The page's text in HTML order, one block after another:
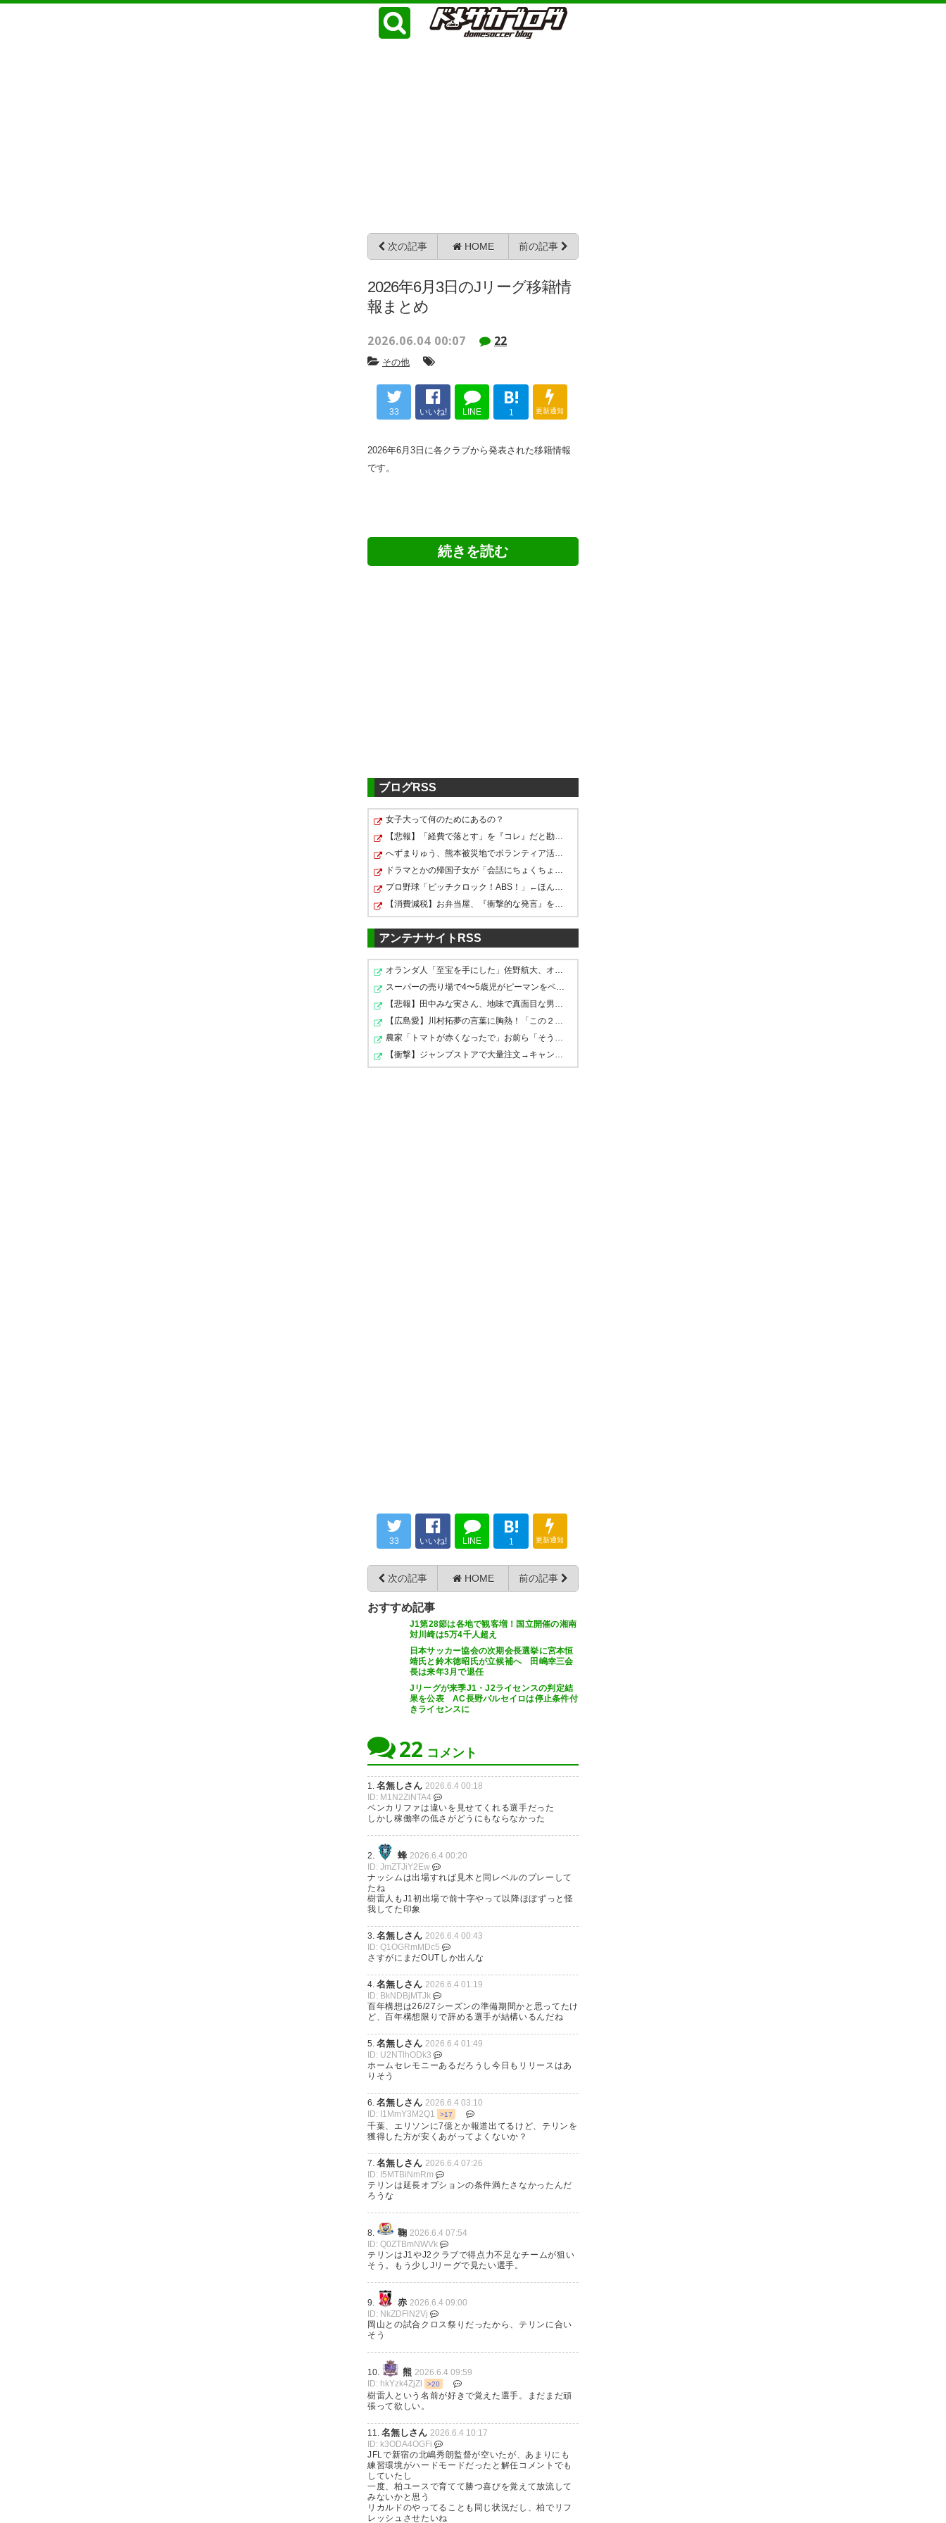
次の記事 HOME 前の記事
2026年6月3日のJリーグ移籍情
報まとめ
2026.06.04 00:07 22
その他
33 いいね! LINE
B!
1 更新通知
2026年6月3日に各クラブから発表された移籍情報
です。
https://www.avispa.co.jp/news/post-86953
OUT ナッシム ベン カリファ： 契約満了
https://www.avispa.co.jp/news/post-86951
速水 修平： 現役引退
RB大宮アルディージャ
OUT 石川 俊輝： 現役引退
https://www.rbomiya.com/news/?id=46254
ブログRSS
女子大って何のためにあるの？
【悲報】「経費で落とす」を『コレ』だと勘違いしてる奴←…
へずまりゅう、熊本被災地でボランティア活動をして皆を…
ドラマとかの帰国子女が「会話にちょくちょく英語を挟む…
プロ野球「ピッチクロック！ABS！」←ほんまにこれでええ…
【消費減税】お弁当屋、『衝撃的な発言』をしてしまう・…
アンテナサイトRSS
オランダ人「至宝を手にした」佐野航大、オランダ王者PSV…
スーパーの売り場で4〜5歳児がピーマンをベロベロ舐めて…
【悲報】田中みな実さん、地味で真面目な男性への最後の…
【広島愛】川村拓夢の言葉に胸熱！「この２年間、サンフ…
農家「トマトが赤くなったで」お前ら「そうですね」農家…
【衝撃】ジャンプストアで大量注文→キャンセルを繰り返し…
33 いいね! LINE
B!
1 更新通知
次の記事 HOME 前の記事
おすすめ記事
J1第28節は各地で観客増！国立開催の湘南
対川崎は5万4千人超え
日本サッカー協会の次期会長選挙に宮本恒
靖氏と鈴木徳昭氏が立候補へ 田嶋幸三会
長は来年3月で退任
Jリーグが来季J1・J2ライセンスの判定結
果を公表 AC長野パルセイロは停止条件付
きライセンスに
22 コメント
1. 名無しさん 2026.6.4 00:18
ID: M1N2ZiNTA4
ベンカリファは違いを見せてくれる選手だった
しかし稼働率の低さがどうにもならなかった
2. 蜂 2026.6.4 00:20
ID: JmZTJiY2Ew
ナッシムは出場すれば見木と同レベルのプレーして
たね
樹雷人もJ1初出場で前十字やって以降ほぼずっと怪
我してた印象
3. 名無しさん 2026.6.4 00:43
ID: Q1OGRmMDc5
さすがにまだOUTしか出んな
4. 名無しさん 2026.6.4 01:19
ID: BkNDBjMTJk
百年構想は26/27シーズンの準備期間かと思ってたけ
ど、百年構想限りで辞める選手が結構いるんだね
5. 名無しさん 2026.6.4 01:49
ID: U2NTlhODk3
ホームセレモニーあるだろうし今日もリリースはあ
りそう
6. 名無しさん 2026.6.4 03:10
ID: I1MmY3M2Q1
>17
千葉、エリソンに7億とか報道出てるけど、テリンを
獲得した方が安くあがってよくないか？
7. 名無しさん 2026.6.4 07:26
ID: I5MTBiNmRm
テリンは延長オプションの条件満たさなかったんだ
ろうな
8. 鞠 2026.6.4 07:54
ID: Q0ZTBmNWVk
テリンはJ1やJ2クラブで得点力不足なチームが狙い
そう。もう少しJリーグで見たい選手。
9. 赤 2026.6.4 09:00
ID: NkZDFlN2Vj
岡山との試合クロス祭りだったから、テリンに合い
そう
10. 熊 2026.6.4 09:59
ID: hkYzk4ZjZl
>20
樹雷人という名前が好きで覚えた選手。まだまだ頑
張って欲しい。
11. 名無しさん 2026.6.4 10:17
ID: k3ODA4OGFi
JFLで新宿の北嶋秀朗監督が空いたが、あまりにも
練習環境がハードモードだったと解任コメントでも
していたし
一度、柏ユースで育てて勝つ喜びを覚えて放流して
みないかと思う
リカルドのやってることも同じ状況だし、柏でリフ
レッシュさせたいね